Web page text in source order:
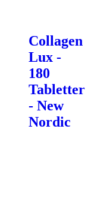
Collagen
Lux -
180
Tabletter
- New
Nordic